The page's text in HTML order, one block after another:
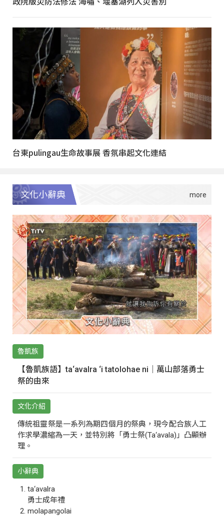
台東pulingau生命故事展 香氛串起文化連結
文化小辭典
魯凱族
【魯凱族語】ta‘avalra ‘i tatolohae ni｜萬山部落勇士
祭的由來
文化介紹
傳統祖靈祭是一系列為期四個月的祭典，現今配合族人工
作求學濃縮為一天，並特別將「勇士祭(Ta‘avala)」凸顯辦
理。
小辭典
ta‘avalra
勇士成年禮
molapangolai